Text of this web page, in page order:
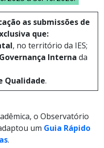
as submissões de
que:
, no território da IES;
Interna da
Qualidade.
o Observatório
um Guia Rápido
.